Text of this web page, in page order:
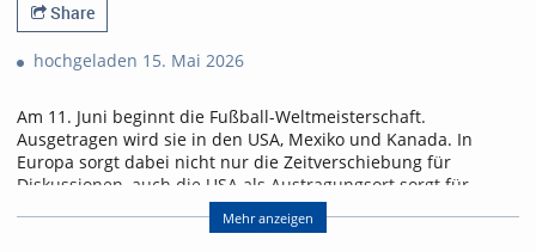
Share
hochgeladen 15. Mai 2026
Am 11. Juni beginnt die Fußball-Weltmeisterschaft.
Ausgetragen wird sie in den USA, Mexiko und Kanada. In
Europa sorgt dabei nicht nur die Zeitverschiebung für
Diskussionen, auch die USA als Austragungsort sorgt für
Gesprächsstoff. Wird dieses Riesen-Turnier ein
Sommermärchen oder ein Eigentor?
Mehr anzeigen